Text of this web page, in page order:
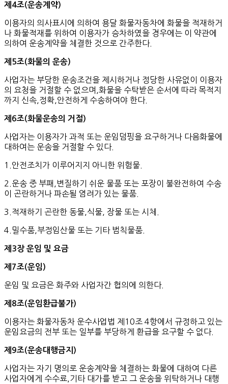
제 4조(운송계약)
이용자의 의사표시에 의하여 용달 화물자동차에 화물을 적재하거
나 화물적재를 위하여 이용자가 승차하였을 경우에는 이 약관에
의하여 운송계약을 체결한 것으로 간주한다.
제 5조(화물의 운송)
사업자는 부당한 운송조건을 제시하거나 정당한 사유없이 이용자
의 요청을 거절할 수 없으며,화물을 수탁받은 순서에 따라 목적지
까지 신속,정확,안전하게 수송하여야 한다.
제 6조(화물운송의 거절)
사업자는 이용자가 과적 또는 운임덤핑을 요구하거나 다음화물에
대하여는 운송을 거절할 수 있다.
1.안전조치가 이루어지지 아니한 위험물.
2.운송 중 부패,변질하기 쉬운 물품 또는 포장이 불완전하여 수송
이 곤란하거나 파손될 염려가 있는 물품.
3.적재하기 곤란한 동물,식물, 장물 또는 시체.
4.밀수품,부정임산물 또는 기타 범칙물품.
제 3장 운임 및 요금
제 7조(운임 )
운임 및 요금은 화주와 사업자간 협의에 의한다.
제 8조(운임환급불가)
이용자는 화물자동차 운수사업법 제10조 4항에서 규정하고 있는
운임요금의 전부 또는 일부를 부당하게 환급을 요구할 수 없다.
제 9조(운송대행금지 )
사업자는 자기 명의로 운송계약을 체결하는 화물에 대하여 다른
사업자에게 수수료,기타 대가를 받고 그 운송을 위탁하거나 대행